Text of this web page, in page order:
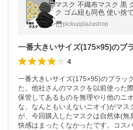
マスク 不織布マスク 黒
ク ゴム紐も同色 使い捨
い 平ゴム 両面同色
pickupplazashop
一番大きいサイズ(175×95)のブ
4
一番大きいサイズ(175×95)のブラッ
た。他社さんのマスクを以前使った
保管してあるものを無理やり他のニ
な、なんともいえないニオイ)がマス
が、今回購入したマスクは自然体(無
快感はまったくなかったです。コス